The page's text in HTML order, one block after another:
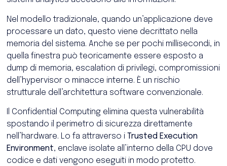
Nel modello tradizionale, quando un’applicazione deve
processare un dato, questo viene decrittato nella
memoria del sistema. Anche se per pochi millisecondi, in
quella finestra può teoricamente essere esposto a
dump di memoria, escalation di privilegi, compromissioni
dell’hypervisor o minacce interne. È un rischio
strutturale dell’architettura software convenzionale.
Il Confidential Computing elimina questa vulnerabilità
spostando il perimetro di sicurezza direttamente
nell’hardware. Lo fa attraverso iTrusted Execution
Environment, enclave isolate all’interno della CPU dove
codice e dati vengono eseguiti in modo protetto.